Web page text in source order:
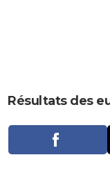
CARTE DE VOEUX
Carte de Noël
Carte Bonne année
Carte Saint-Valentin
Carte Pâques
Carte d'anniversaire
DICTIONNAIRE
Dictionnaire
Biographies
Citations
Expressions
Proverbes
PROGRAMME TV
Résultats des